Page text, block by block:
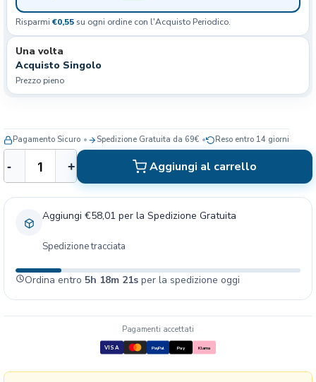
Risparmi €0,55 su ogni ordine con l'Acquisto Periodico.
Una volta
Acquisto Singolo
Prezzo pieno
n
o
o
n
a
S
l
- + Aggiungi al carrello
Pagamento Sicuro Spedizione Gratuita da 69€ Reso entro 14 giorni
Aggiungi €58,01 per la Spedizione Gratuita
Spedizione tracciata
Ordina entro 5h 18m 20s per la spedizione oggi
Pagamenti accettati
VISA PayPal Pay Klarna